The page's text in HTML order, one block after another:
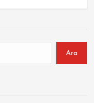
Ara